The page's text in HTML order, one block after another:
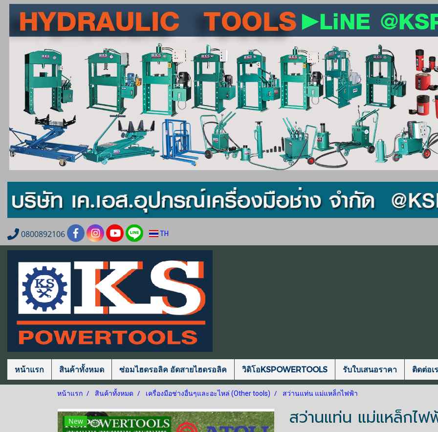
0800892106 TH
หน้าแรก สินค้าทั้งหมด ซ่อมไฮดรอลิค อัดสายไฮดรอลิค วิดิโอKSPOWERTOOLS รับใบเสนอราคา ติดต่อเ
หน้าแรก สินค้าทั้งหมด เครื่องมือช่างอื่นๆและอะไหล่ (Other tools) สว่านแท่น แม่แหล็กไฟฟ้า
New สว่านแท่น แม่แหล็กไฟ